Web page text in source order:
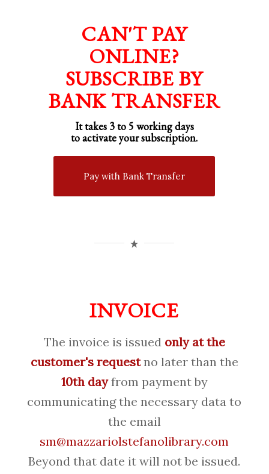
CAN'T PAY
ONLINE?
SUBSCRIBE BY
BANK TRANSFER
It takes 3 to 5 working days
to activate your subscription.
Pay with Bank Transfer
INVOICE
The invoice is issued only at the
customer's requestno later than the
10th dayfrom payment by
communicating the necessary data to
the email
sm@mazzariolstefanolibrary.com
Beyond that date it will not be issued.